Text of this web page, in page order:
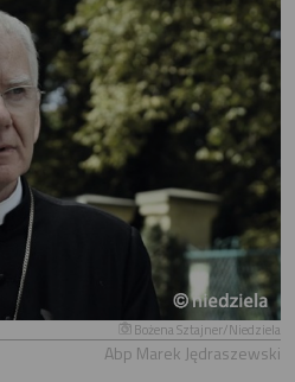
Bożena Sztajner/Niedziela
Abp Marek Jędraszewski